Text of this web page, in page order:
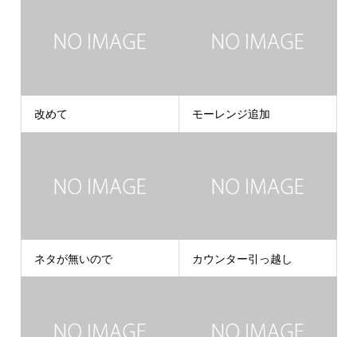
改めて モーレンジ追加
ネタが無いので カウンター引っ越し